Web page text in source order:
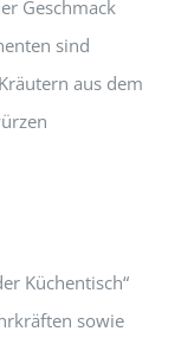
Geschmack
sind
aus dem
Küchentisch“
sowie